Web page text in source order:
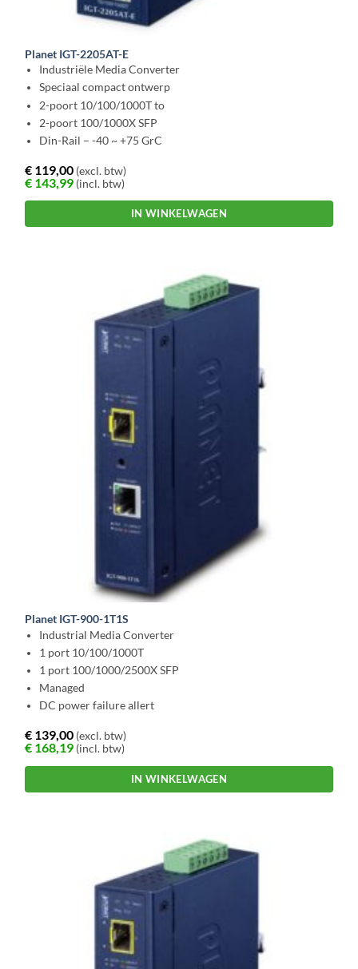
Planet IGT-2205AT-E
Industriële Media Converter
Speciaal compact ontwerp
2-poort 10/100/1000T to
2-poort 100/1000X SFP
Din-Rail – -40 ~ +75 GrC
€ 119,00 (excl. btw)
€ 143,99 (incl. btw)
IN WINKELWAGEN
Planet IGT-900-1T1S
Industrial Media Converter
1 port 10/100/1000T
1 port 100/1000/2500X SFP
Managed
DC power failure allert
€ 139,00 (excl. btw)
€ 168,19 (incl. btw)
IN WINKELWAGEN